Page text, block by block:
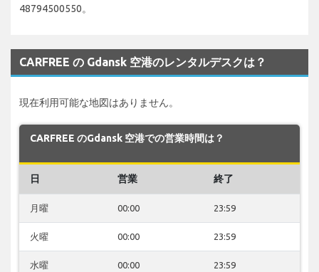
48794500550。
CARFREE の Gdansk 空港のレンタルデスクは？
現在利用可能な地図はありません。
CARFREE のGdansk 空港での営業時間は？
日 営業 終了
月曜 00:00 23:59
火曜 00:00 23:59
水曜 00:00 23:59